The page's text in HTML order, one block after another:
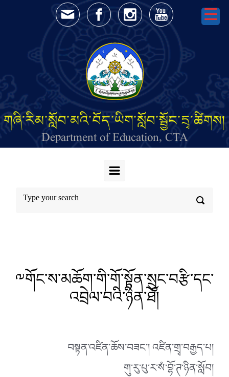
Skip to main content
གཞི་རིམ་སློབ་མའི་བོད་ཡིག་སློབ་སྦྱོང་དྲྭ་ཚིགས།
Department of Education, CTA
༸གོང་ས་མཆོག་གི་གོ་སྟོན་སྲུང་བརྩི་དང་
འབྲེལ་བའི་ཉིན་ཐོ།
བསྟན་འཛིན་ཆོས་བཟང་། འཛིན་གྲྭ་བརྒྱད་པ།
གུ་རུ་པུ་ར་སཾ་བྷོ་ཊ་ཉིན་སློབ།